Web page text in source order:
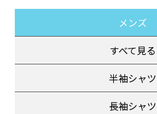
メンズ
すべて見る
半袖シャツ
長袖シャツ